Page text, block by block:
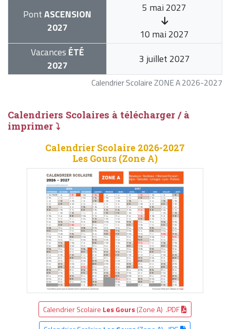
Calendrier Scolaire ZONE A 2026-2027
PontASCENSION
2027
5 mai 2027
10 mai 2027
Vacances ÉTÉ
2027
3 juillet 2027
Calendriers Scolaires à télécharger / à
imprimer ⤵
Calendrier Scolaire 2026-2027
Les Gours (Zone A)
Calendrier Scolaire Les Gours(Zone A) .PDF